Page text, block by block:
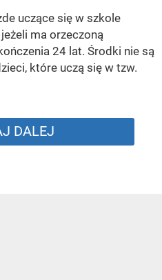
uczące się w szkole
ma orzeczoną
24 lat. Środki nie są
które uczą się w tzw.
DALEJ